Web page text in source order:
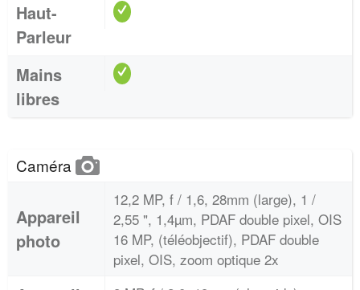
Haut-
Parleur
Mains
libres
Caméra
Appareil
photo
12,2 MP, f / 1,6, 28mm (large), 1 /
2,55 ", 1,4µm, PDAF double pixel, OIS
16 MP, (téléobjectif), PDAF double
pixel, OIS, zoom optique 2x